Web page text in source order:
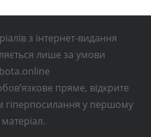
з інтернет-видання
лише за умови
пряме, відкрите
гіперпосилання у першому